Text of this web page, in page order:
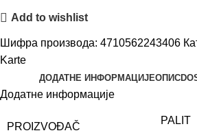
Add to wishlist
Шифра производа: 4710562243406
Karte
ДОДАТНЕ ИНФОРМАЦИЈЕОПИС
Додатне информације
PROIZVOĐAČ
PALIT